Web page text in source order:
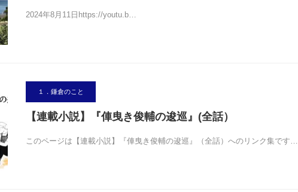
2024年8月11日https://youtu.b…
１．鎌倉のこと
【連載小説】『俥曳き俊輔の逡巡』(全話）
このページは【連載小説】『俥曳き俊輔の逡巡』（全話）へのリンク集です…